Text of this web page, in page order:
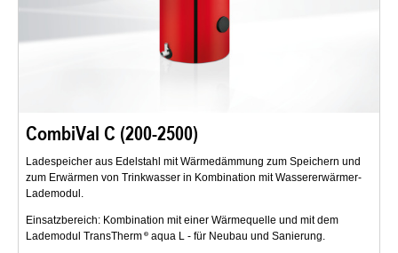
CombiVal C (200-2500)
Ladespeicher aus Edelstahl mit Wärmedämmung zum Speichern und
zum Erwärmen von Trinkwasser in Kombination mit Wassererwärmer-
Lademodul.
Einsatzbereich: Kombination mit einer Wärmequelle und mit dem
Lademodul TransTherm
aqua L - für Neubau und Sanierung.